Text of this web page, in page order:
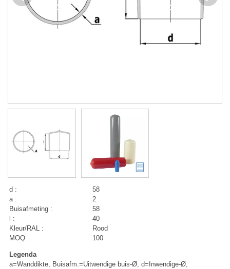
d :
58
a :
2
Buisafmeting :
58
l :
40
Kleur/RAL :
Rood
MOQ :
100
Legenda
a=Wanddikte, Buisafm.=Uitwendige buis-Ø, d=Inwendige-Ø,